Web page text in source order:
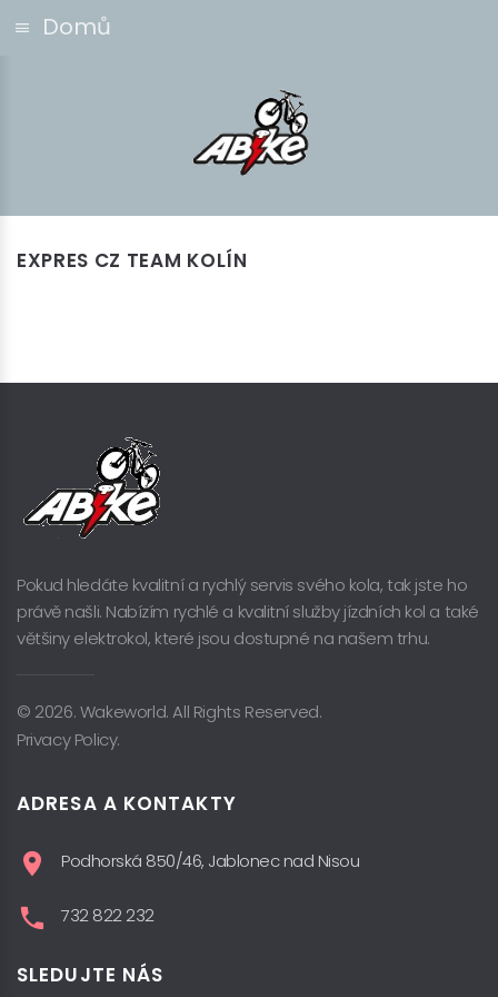
Domů
EXPRES CZ TEAM KOLÍN
Pokud hledáte kvalitní a rychlý servis svého kola, tak jste ho
právě našli. Nabízím rychlé a kvalitní služby jízdních kol a také
většiny elektrokol, které jsou dostupné na našem trhu.
© 2026. Wakeworld. All Rights Reserved.
Privacy Policy.
ADRESA A KONTAKTY
Podhorská 850/46, Jablonec nad Nisou
732 822 232
SLEDUJTE NÁS